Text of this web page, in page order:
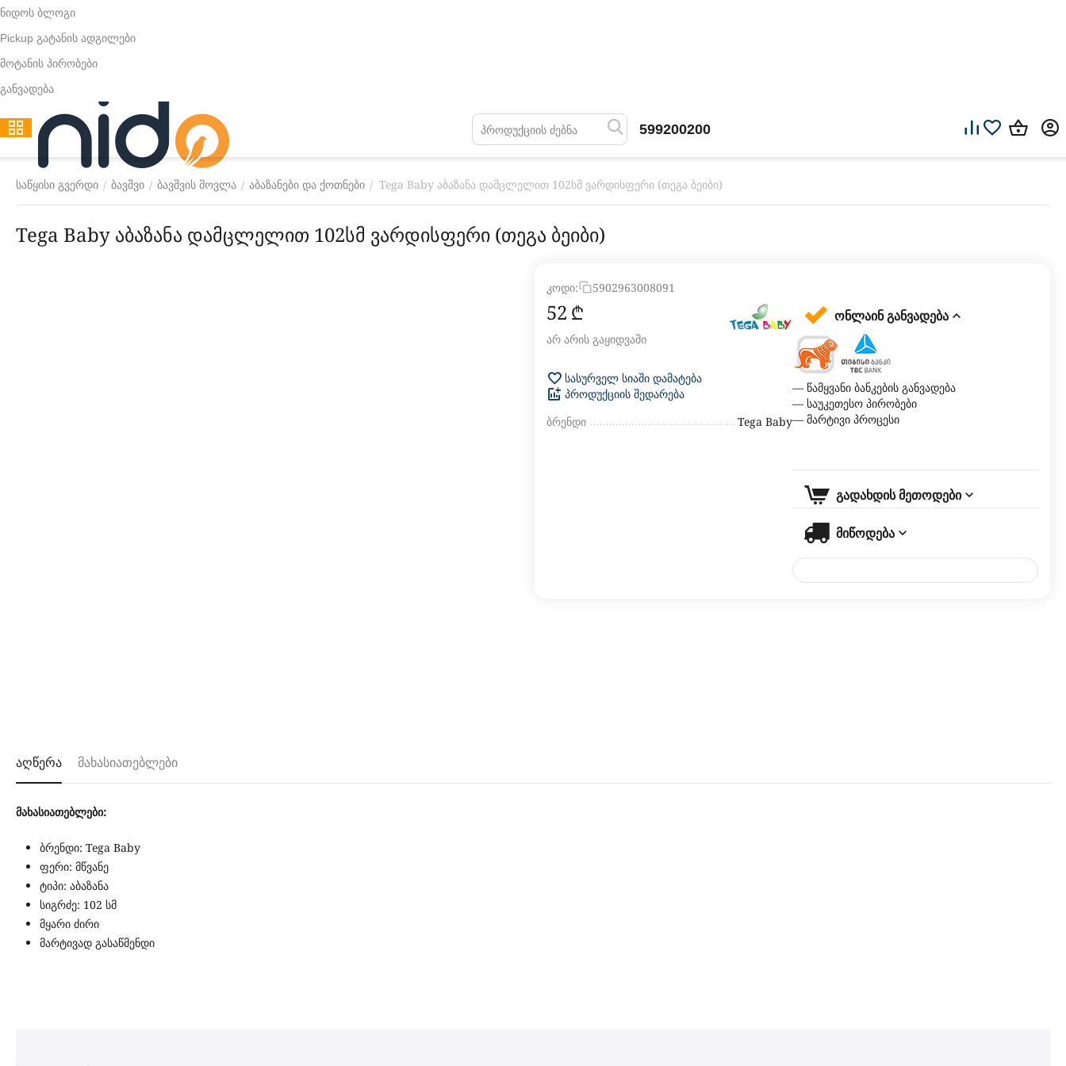
ნიდოს ბლოგი
Pickup გატანის ადგილები
მოტანის პირობები
განვადება
599200200
საწყისი გვერდი / ბავშვი / ბავშვის მოვლა / აბაზანები და ქოთნები / Tega Baby აბაზანა დამცლელით 102სმ ვარდისფერი (თეგა ბეიბი)
Tega Baby აბაზანა დამცლელით 102სმ ვარდისფერი (თეგა ბეიბი)
კოდი: 5902963008091
‍52‍ ₾
არ არის გაყიდვაში
სასურველ სიაში დამატება
პროდუქციის შედარება
ბრენდი Tega Baby
ონლაინ განვადება
— წამყვანი ბანკების განვადება
— საუკეთესო პირობები
— მარტივი პროცესი
გადახდის მეთოდები
მიწოდება
აღწერა მახასიათებლები
მახასიათებლები:
ბრენდი: Tega Baby
ფერი: მწვანე
ტიპი: აბაზანა
სიგრძე: 102 სმ
მყარი ძირი
მარტივად გასაწმენდი